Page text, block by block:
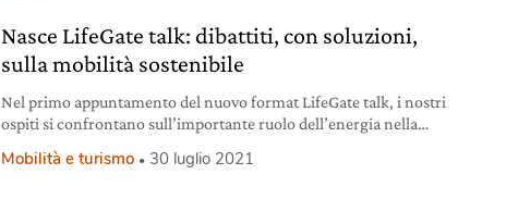
Nasce LifeGate talk: dibattiti, con soluzioni,
sulla mobilità sostenibile
Nel primo appuntamento del nuovo format LifeGate talk, i nostri
ospiti si confrontano sull’importante ruolo dell’energia nella
Mobilità e turismo 30 luglio 2021